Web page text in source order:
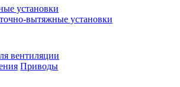
установки
вытяжные установки
вентиляции
Приводы